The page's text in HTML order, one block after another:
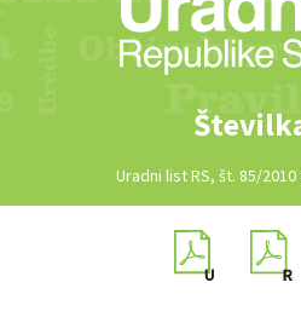
Uradni list RS, št. 85/2010